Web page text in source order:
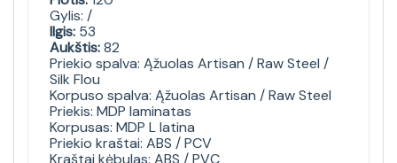
Gylis: /
Ilgis: 53
Aukštis:82
Priekio spalva: Ąžuolas Artisan / Raw Steel /
Silk Flou
Korpuso spalva: Ąžuolas Artisan / Raw Steel
Priekis: MDP laminatas
Korpusas: MDP L latina
Priekio kraštai: ABS / PCV